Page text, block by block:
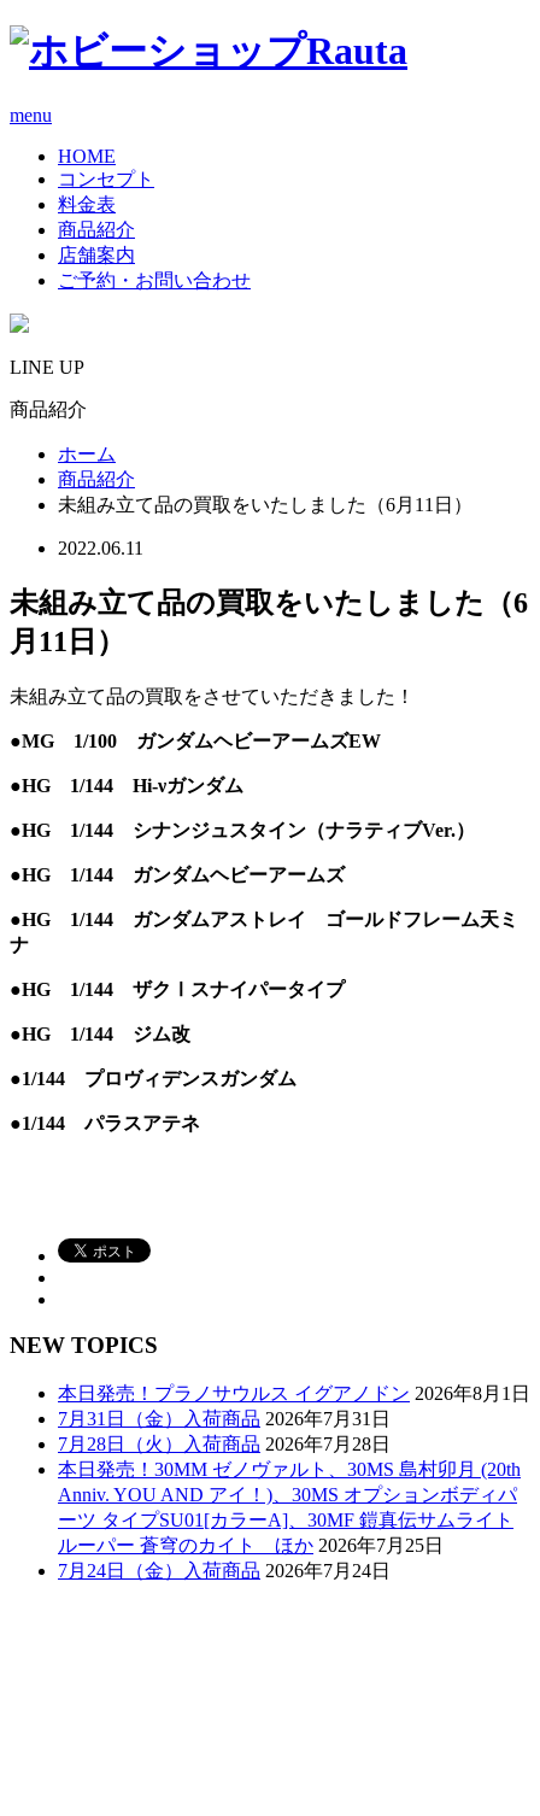
menu
HOME
コンセプト
料金表
商品紹介
店舗案内
ご予約・お問い合わせ
LINE UP
商品紹介
ホーム
商品紹介
未組み立て品の買取をいたしました（6月11日）
2022.06.11
未組み立て品の買取をいたしました（6
月11日）
未組み立て品の買取をさせていただきました！
●MG 1/100 ガンダムヘビーアームズEW
●HG 1/144 Hi-νガンダム
●HG 1/144 シナンジュスタイン（ナラティブVer.）
●HG 1/144 ガンダムヘビーアームズ
●HG 1/144 ガンダムアストレイ ゴールドフレーム天ミ
ナ
●HG 1/144 ザクⅠスナイパータイプ
●HG 1/144 ジム改
●1/144 プロヴィデンスガンダム
●1/144 パラスアテネ
NEW TOPICS
本日発売！プラノサウルス イグアノドン 2026年8月1日
7月31日（金）入荷商品 2026年7月31日
7月28日（火）入荷商品 2026年7月28日
本日発売！30MM ゼノヴァルト、30MS 島村卯月 (20th
Anniv. YOU AND アイ！)、30MS オプションボディパ
ーツ タイプSU01[カラーA]、30MF 鎧真伝サムライト
ルーパー 蒼穹のカイト ほか 2026年7月25日
7月24日（金）入荷商品 2026年7月24日